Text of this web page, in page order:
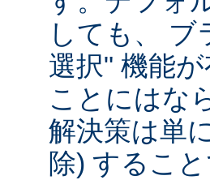
しても、 ブ
選択" 機能
ことにはな
解決策は単
除) すること